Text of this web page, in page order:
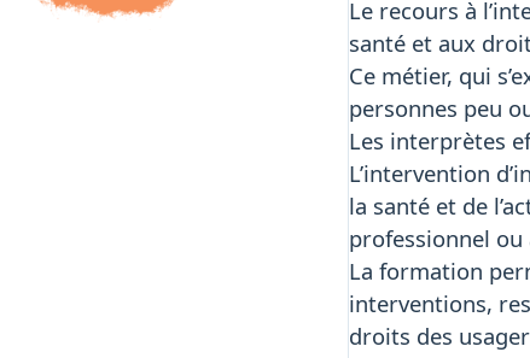
Le recours à
santé et aux
Ce métier, qui
personnes peu
Les interprètes
L’intervention
la santé et de
professionnel
La formation
interventions,
droits des